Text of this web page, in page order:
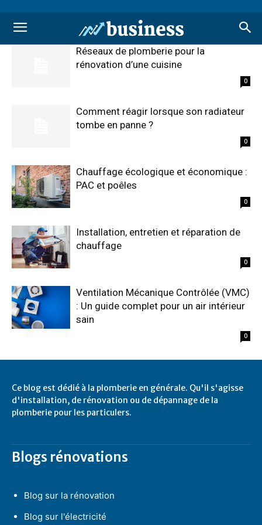
Réseaux de plomberie pour la
rénovation d’une cuisine
0
Comment réagir lorsque son radiateur
tombe en panne ?
0
Chauffage écologique et économique :
PAC et poêles
0
Installation, entretien et réparation de
chauffage
0
Ventilation Mécanique Contrôlée (VMC)
: Un guide complet pour un air intérieur
sain
0
Ce blog est dédié à la plomberie en générale. Qu'il s'agisse
d'installation, de rénovation ou de dépannage de la
plomberie pour les particulers.
Blogs rénovations
Blog sur la rénovation
Blog sur l'électricité